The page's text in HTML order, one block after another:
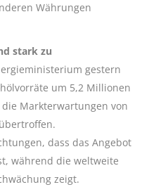
Währungen
stark zu
gestern
um 5,2 Millionen
Markterwartungen von
dass das Angebot
während die weltweite
zeigt.